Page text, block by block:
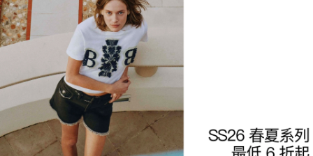
訂閱風格資訊
第一時間獲取新品、折扣優惠訊息，掌握流行趨勢，新會員加入享
首購9折優惠！